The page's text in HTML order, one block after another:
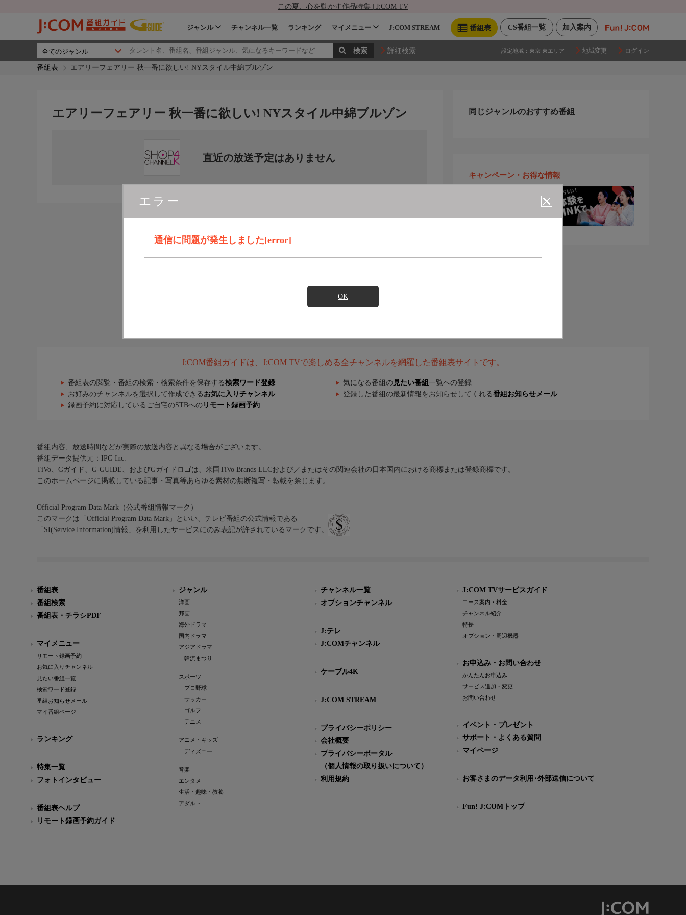
この夏、心を動かす作品特集 | J:COM TV
加入案内
CS番組一覧
番組表
ジャンル チャンネル一覧 ランキング マイメニュー J:COM STREAM
詳細検索 設定地域： 東京 東エリア 地域変更 ログイン
番組表 エアリーフェアリー 秋一番に欲しい! NYスタイル中綿ブルゾン
エラー
通信に問題が発生しました[error]
OK
エアリーフェアリー 秋一番に欲しい! NYスタイル中綿ブルゾン
直近の放送予定はありません
同じジャンルのおすすめ番組
キャンペーン・お得な情報
J:COM番組ガイドは、J:COM TVで楽しめる全チャンネルを網羅した番組表サイトです。
番組表の閲覧・番組の検索・検索条件を保存する検索ワード登録 気になる番組の 見たい番組 一覧への登録
お好みのチャンネルを選択して作成できる お気に入りチャンネル 登録した番組の最新情報をお知らせしてくれる番組お知らせメール
録画予約に対応しているご自宅のSTBへの リモート録画予約
番組内容、放送時間などが実際の放送内容と異なる場合がございます。
番組データ提供元：IPG Inc.
TiVo、Gガイド、G-GUIDE、およびGガイドロゴは、米国TiVo Brands LLCおよび／またはその関連会社の日本国内における商標または登録商標です。
このホームページに掲載している記事・写真等あらゆる素材の無断複写・転載を禁じます。
Official Program Data Mark（公式番組情報マーク）
このマークは「Official Program Data Mark」といい、テレビ番組の公式情報である
「SI(Service Information)情報」を利用したサービスにのみ表記が許されているマークです。
番組表
番組検索
番組表・チラシPDF
マイメニュー
リモート録画予約
お気に入りチャンネル
見たい番組一覧
検索ワード登録
番組お知らせメール
マイ番組ページ
ランキング
特集一覧
フォトインタビュー
番組表ヘルプ
リモート録画予約ガイド
ジャンル
洋画
邦画
海外ドラマ
国内ドラマ
アジアドラマ
韓流まつり
スポーツ
プロ野球
サッカー
ゴルフ
テニス
アニメ・キッズ
ディズニー
音楽
エンタメ
生活・趣味・教養
アダルト
チャンネル一覧
オプションチャンネル
J:テレ
J:COMチャンネル
ケーブル4K
J:COM STREAM
プライバシーポリシー
会社概要
プライバシーポータル
（個人情報の取り扱いについて）
利用規約
J:COM TVサービスガイド
コース案内・料金
チャンネル紹介
特長
オプション・周辺機器
お申込み・お問い合わせ
かんたんお申込み
サービス追加・変更
お問い合わせ
イベント・プレゼント
サポート・よくある質問
マイページ
お客さまのデータ利用･外部送信について
Fun! J:COMトップ